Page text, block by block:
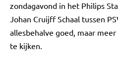
zondagavond in het Philips
Johan Cruijff Schaal tussen
allesbehalve goed, maar
te kijken.